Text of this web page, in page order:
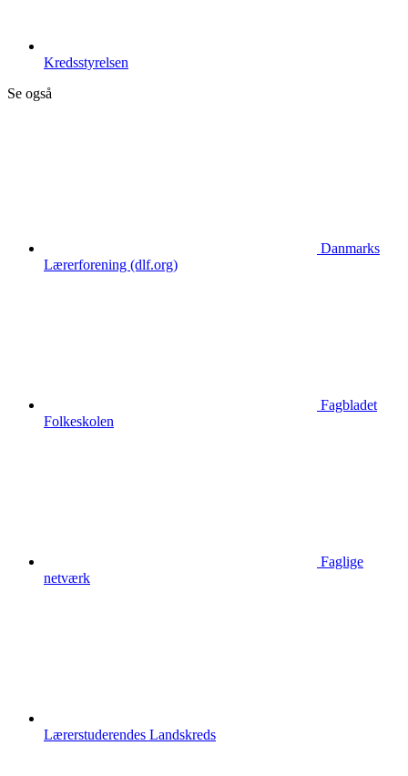
Kredsstyrelsen
Se også
Danmarks
Lærerforening (dlf.org)
Fagbladet
Folkeskolen
Faglige
netværk
Lærerstuderendes Landskreds